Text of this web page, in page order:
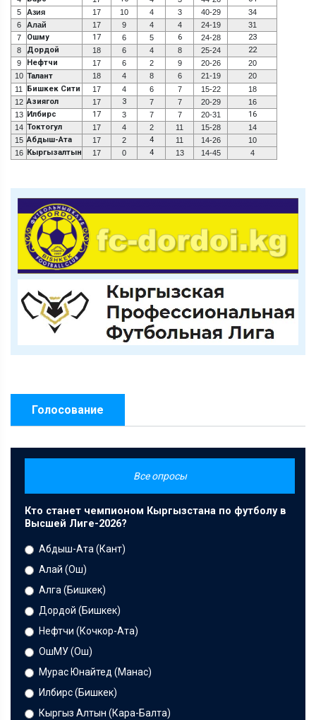
5 Азия 17 10 4 3 40-29
34
6
Алай 17 9 4 4 24-19
31
7
Ошму 17 6 5 6 24-28 23
8 Дордой 18 6 4 8 25-24 22
9 Нефтчи 17 6 2 9 20-26
20
10 Талант 18 4 8 6 21-19
20
11
Бишкек Сити 17 4 6 7 15-22
18
12 Азиягол 17 3 7 7 20-29
16
13 Илбирс 17 3 7 7 20-31 16
14 Токтогул 17 4 2 11 15-28
14
15 Абдыш-Ата 17 2 4 11 14-26
10
16 Кыргызалтын 17 0 4 13 14-45 4
Голосование
Все опросы
Кто станет чемпионом Кыргызстана по футболу в
Высшей Лиге-2026?
Абдыш-Ата (Кант)
Алай (Ош)
Алга (Бишкек)
Дордой (Бишкек)
Нефтчи (Кочкор-Ата)
ОшМУ (Ош)
Мурас Юнайтед (Манас)
Илбирс (Бишкек)
Кыргыз Алтын (Кара-Балта)